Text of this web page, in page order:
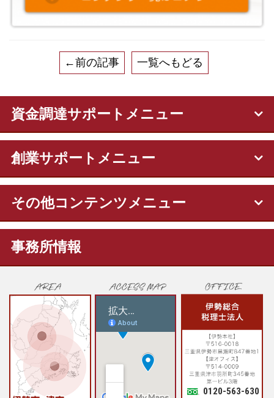
←前の記事 一覧へもどる
資金調達サポートメニュー
創業サポートメニュー
その他コンテンツメニュー
事務所情報
0120-563-630